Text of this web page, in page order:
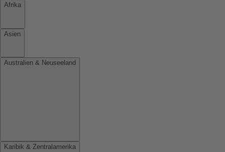
Afrika
Asien
Australien & Neuseeland
Karibik & Zentralamerika